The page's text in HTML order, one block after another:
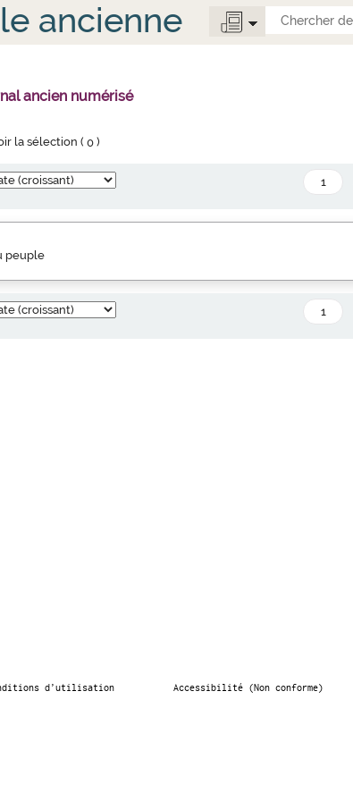
ancienne
ancien numérisé
la sélection (0 )
peuple
d’utilisation Accessibilité (Non conforme)